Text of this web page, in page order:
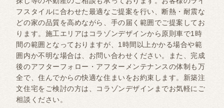
フスタイルに合わせた最適なご提案を行い、断熱・耐震な
どの家の品質を高めながら、手の届く範囲でご提案してお
ります。施工エリアはコラゾンデザインから原則車で1時
間の範囲となっておりますが、1時間以上かかる場合や範
囲内か不明な場合は、お問い合わせください。また、完成
後のアフターフォロー・アフターメンテナンスの体制も万
全で、住んでからの快適な住まいをお約束します。新築注
文住宅をご検討の方は、コラゾンデザインまでお気軽にご
相談ください。